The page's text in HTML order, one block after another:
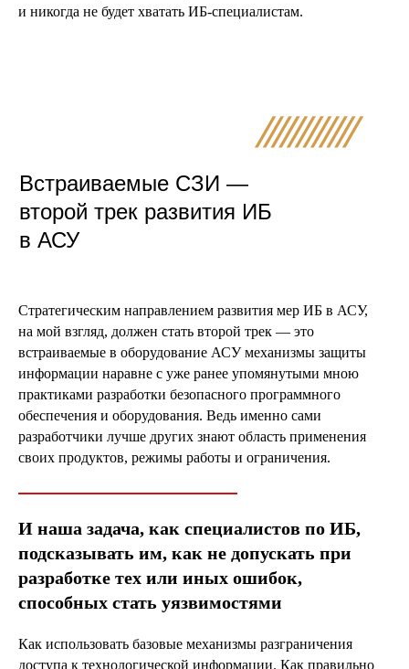
и никогда не будет хватать ИБ-специалистам.
Встраиваемые СЗИ —
второй трек развития ИБ
в АСУ
Стратегическим направлением развития мер ИБ в АСУ,
на мой взгляд, должен стать второй трек — это
встраиваемые в оборудование АСУ механизмы защиты
информации наравне с уже ранее упомянутыми мною
практиками разработки безопасного программного
обеспечения и оборудования. Ведь именно сами
разработчики лучше других знают область применения
своих продуктов, режимы работы и ограничения.
И наша задача, как специалистов по ИБ,
подсказывать им, как не допускать при
разработке тех или иных ошибок,
способных стать уязвимостями
Как использовать базовые механизмы разграничения
доступа к технологической информации. Как правильно